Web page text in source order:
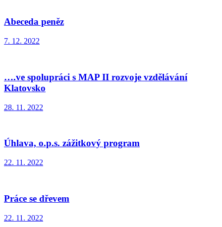
Abeceda peněz
7. 12. 2022
….ve spolupráci s MAP II rozvoje vzdělávání
Klatovsko
28. 11. 2022
Úhlava, o.p.s. zážitkový program
22. 11. 2022
Práce se dřevem
22. 11. 2022